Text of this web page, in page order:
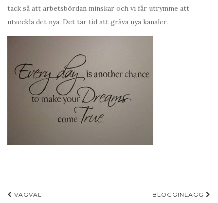
tack så att arbetsbördan minskar och vi får utrymme att
utveckla det nya. Det tar tid att gräva nya kanaler.
Inläggsnavigering
VÄGVAL BLOGGINLÄGG